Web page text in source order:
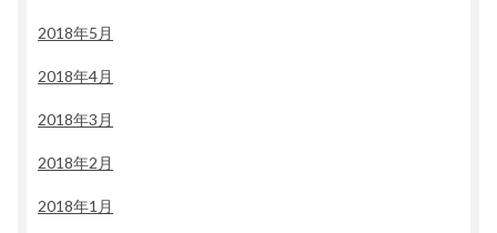
2018年5月
2018年4月
2018年3月
2018年2月
2018年1月